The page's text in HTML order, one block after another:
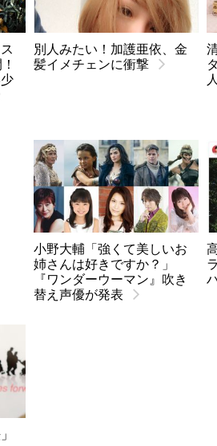
別人みたい！加護亜依、金
髪イメチェンに衝撃
小野大輔「強くて美しいお
姉さんは好きですか？」
『ワンダーウーマン』吹き
替え声優が発表